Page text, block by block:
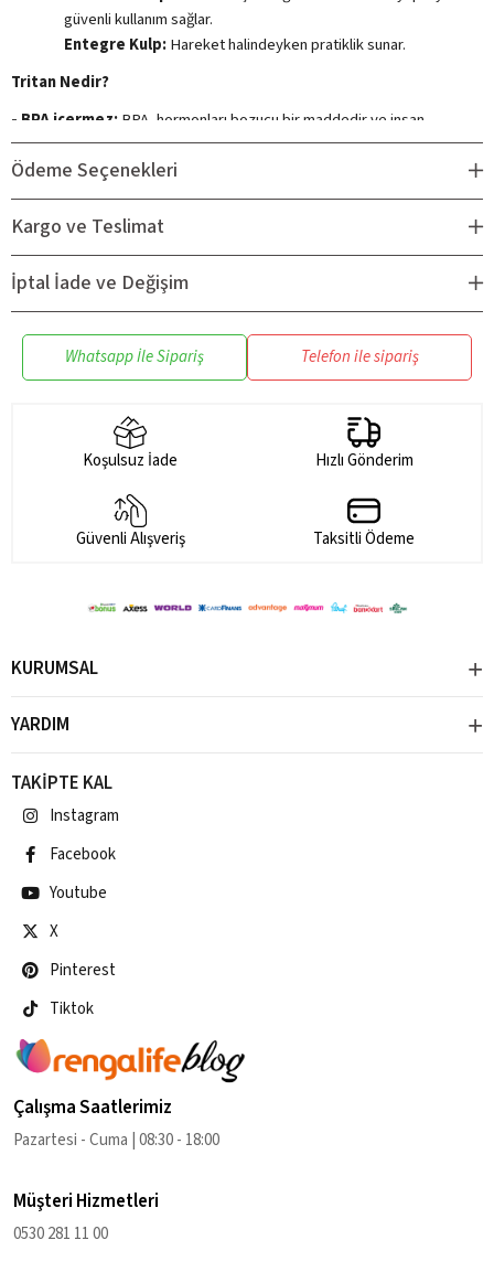
güvenli kullanım sağlar.
Entegre Kulp:Hareket halindeyken pratiklik sunar.
Tritan Nedir?
- BPA içermez:BPA, hormonları bozucu bir maddedir ve insan
sağlığı açısından riskli olduğu düşünülmektedir. Tritan, BPA içermez,
bu nedenle suyunuzun BPA'dan korunmasına yardımcı olur.
- Şeffaftır:Tritan, cam gibi şeffaftır. Bu, suyunuzun rengini ve
dokusunu net bir şekilde görmenizi sağlar.
- Darbe dayanıklıdır: Tritan, yüksek darbe dayanımı ile bilinir. Bu,
su mataralarınızı ve termoslarınızı düşürme veya çarpma gibi
- Kimyasal direnci yüksektir:
Tritan, çeşitli kimyasallara karşı
dirençlidir. Bu, su mataralarınızın ve termoslarınızın uzun süre
Tritan hakkında daha detaylı bilgi için tıklayın.
Ödeme Seçenekleri
Kargo ve Teslimat
İptal İade ve Değişim
Whatsapp İle Sipariş Telefon ile sipariş
Koşulsuz İade Hızlı Gönderim
Güvenli Alışveriş Taksitli Ödeme
KURUMSAL
YARDIM
TAKİPTE KAL
Instagram
Facebook
Youtube
X
Pinterest
Tiktok
Çalışma Saatlerimiz
Pazartesi - Cuma | 08:30 - 18:00
Müşteri Hizmetleri
0530 281 11 00